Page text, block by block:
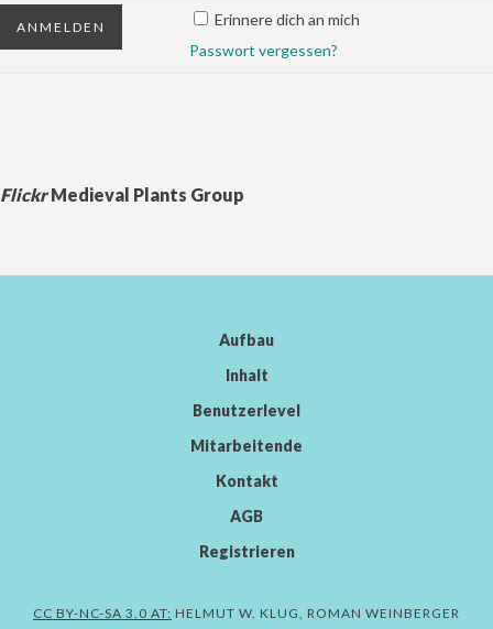
Erinnere dich an mich
Passwort vergessen?
FlickrMedieval Plants Group
Aufbau
Inhalt
Benutzerlevel
Mitarbeitende
Kontakt
AGB
Registrieren
CC BY-NC-SA 3.0 AT: HELMUT W. KLUG, ROMAN WEINBERGER